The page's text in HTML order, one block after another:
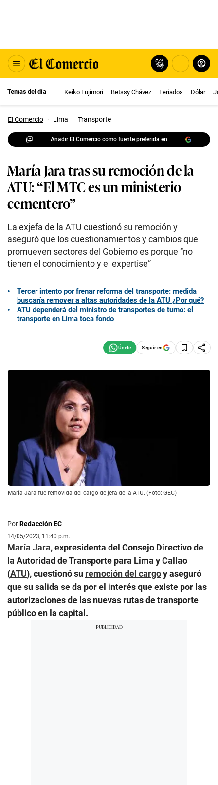
Temas del día Keiko Fujimori Betssy Chávez Feriados Dólar
El Comercio · Lima · Transporte
Añadir El Comercio como fuente preferida en
María Jara tras su remoción de la
ATU: “El MTC es un ministerio
cementero”
La exjefa de la ATU cuestionó su remoción y
aseguró que los cuestionamientos y cambios que
promueven sectores del Gobierno es porque “no
tienen el conocimiento y el expertise”
Tercer intento por frenar reforma del transporte: medida
buscaría remover a altas autoridades de la ATU ¿Por qué?
ATU dependerá del ministro de transportes de turno: el
transporte en Lima toca fondo
Seguir en
María Jara fue removida del cargo de jefa de la ATU. (Foto: GEC)
PorRedacción EC
14/05/2023, 11:40 p.m.
María Jara, expresidenta del Consejo Directivo de
la Autoridad de Transporte para Lima y Callao
(ATU), cuestionó su remoción del cargoy aseguró
que su salida se da por el interés que existe por las
autorizaciones de las nuevas rutas de transporte
público en la capital.